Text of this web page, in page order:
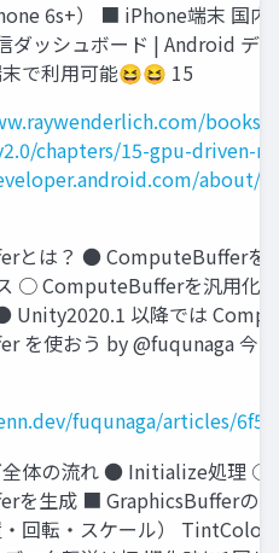
6s+） ■ iPhone端末 国内
ダッシュボード | Android デ
で利用可能😆😆 15
books/
chapters/15-gpu-driven-
about/
とは？ ● ComputeBufferを
○ ComputeBufferを汎用化
Unity2020.1 以降では
を使おう by @fuqunaga 今
fuqunaga/articles/
全体の流れ ● Initialize処理 ○
を生成 ■ GraphicsBufferの
回転・スケール） TintColor